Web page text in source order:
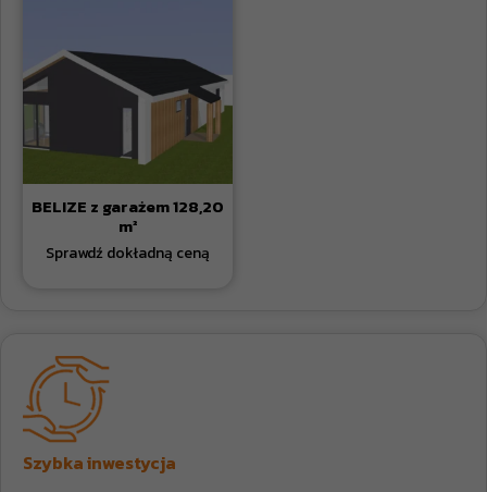
BELIZE z garażem 128,20
m²
Szybka inwestycja